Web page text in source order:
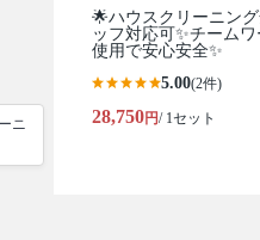
ニ
🌟ハウスクリーニン
ッフ対応可✨チーム
使用で安心安全✨
5.00(2件)
28,750円/ 1セット